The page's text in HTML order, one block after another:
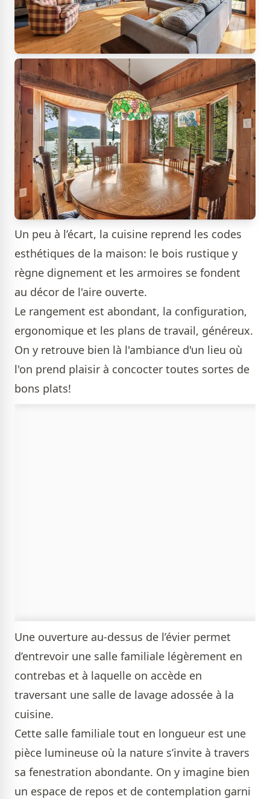
Un peu à l’écart, la cuisine reprend les codes
esthétiques de la maison: le bois rustique y
règne dignement et les armoires se fondent
au décor de l'aire ouverte.
Le rangement est abondant, la configuration,
ergonomique et les plans de travail, généreux.
On y retrouve bien là l'ambiance d'un lieu où
l'on prend plaisir à concocter toutes sortes de
bons plats!
Une ouverture au-dessus de l’évier permet
d’entrevoir une salle familiale légèrement en
contrebas et à laquelle on accède en
traversant une salle de lavage adossée à la
cuisine.
Cette salle familiale tout en longueur est une
pièce lumineuse où la nature s’invite à travers
sa fenestration abondante. On y imagine bien
un espace de repos et de contemplation garni